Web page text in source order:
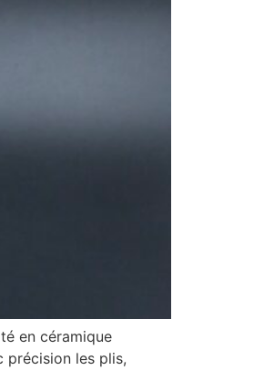
en céramique
précision les plis,